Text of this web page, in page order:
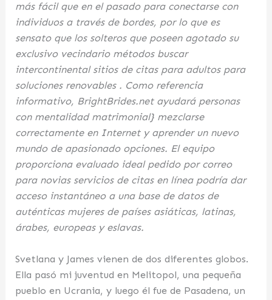
más fácil que en el pasado para conectarse con
individuos a través de bordes, por lo que es
sensato que los solteros que poseen agotado su
exclusivo vecindario métodos buscar
intercontinental sitios de citas para adultos para
soluciones renovables . Como referencia
informativo, BrightBrides.net ayudará personas
con mentalidad matrimonial} mezclarse
correctamente en Internet y aprender un nuevo
mundo de apasionado opciones. El equipo
proporciona evaluado ideal pedido por correo
para novias servicios de citas en línea podría dar
acceso instantáneo a una base de datos de
auténticas mujeres de países asiáticas, latinas,
árabes, europeas y eslavas.
Svetlana y James vienen de dos diferentes globos.
Ella pasó mi juventud en Melitopol, una pequeña
pueblo en Ucrania, y luego él fue de Pasadena, un